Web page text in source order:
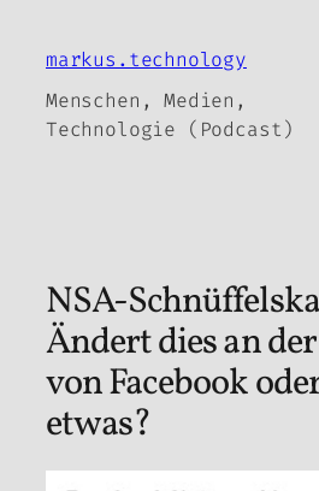
Inhalt
markus.technology
Menschen, Medien,
Technologie (Podcast)
NSA-
Ändert dies an
von Facebook
etwas?